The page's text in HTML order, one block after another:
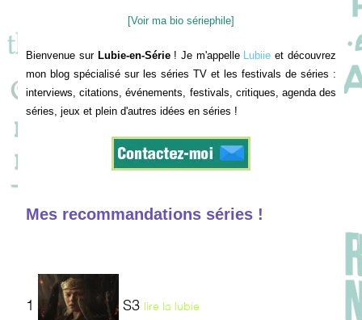
[Voir ma bio sériephile]
Bienvenue sur Lubie-en-Série! Je m'appelle Lubiie et découvrez
mon blog spécialisé sur les séries TV et les festivals de séries :
interviews, citations, événements, festivals, critiques, agenda des
séries, jeux et plein d'autres idées en séries !
Mes recommandations séries !
1 S3 lire la lubie